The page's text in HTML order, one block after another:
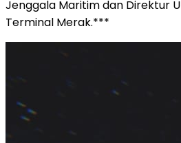
Jenggala Maritim dan Direktur
Terminal Merak.***